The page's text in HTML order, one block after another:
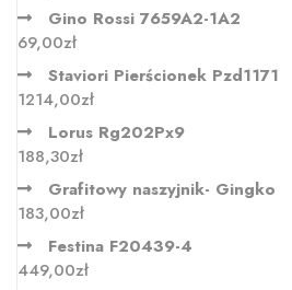
Gino Rossi 7659A2-1A2
69,00zł
Staviori Pierścionek Pzd1171
1214,00zł
Lorus Rg202Px9
188,30zł
Grafitowy naszyjnik- Gingko
183,00zł
Festina F20439-4
449,00zł